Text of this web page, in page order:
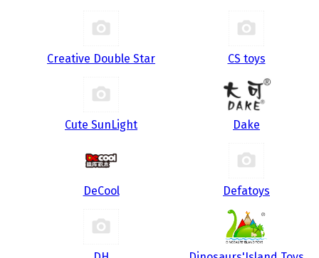
Creative Double Star CS toys
Cute SunLight Dake
DeCool Defatoys